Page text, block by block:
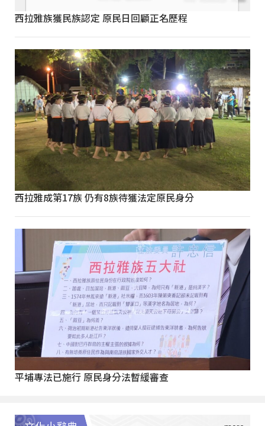
西拉雅族獲民族認定 原民日回顧正名歷程
西拉雅成第17族 仍有8族待獲法定原民身分
平埔專法已施行 原民身分法暫緩審查